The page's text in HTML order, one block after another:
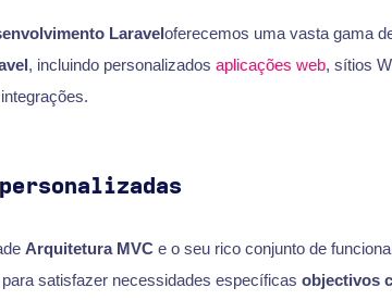
Laraveloferecemos uma vasta gama
, incluindo personalizados aplicações web, sítios
Arquitetura MVCe o seu rico conjunto de
satisfazer necessidades específicas objectivos